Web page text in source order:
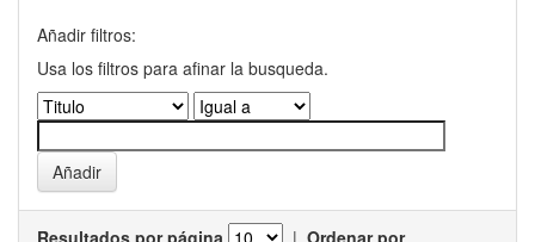
Añadir filtros:
Usa los filtros para afinar la busqueda.
Resultados por página | Ordenar por